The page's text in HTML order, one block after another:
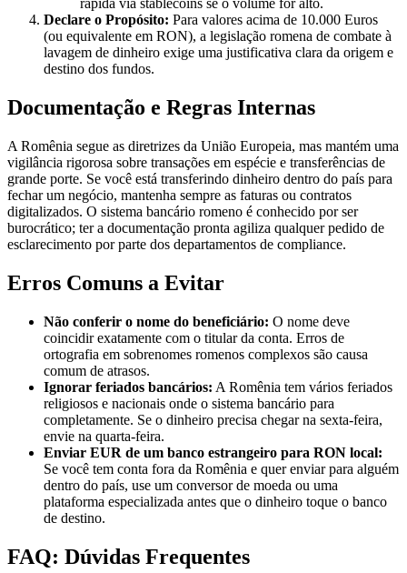
rápida via stablecoins se o volume for alto.
Declare o Propósito: Para valores acima de 10.000 Euros
(ou equivalente em RON), a legislação romena de combate à
lavagem de dinheiro exige uma justificativa clara da origem e
destino dos fundos.
Documentação e Regras Internas
A Romênia segue as diretrizes da União Europeia, mas mantém uma
vigilância rigorosa sobre transações em espécie e transferências de
grande porte. Se você está transferindo dinheiro dentro do país para
fechar um negócio, mantenha sempre as faturas ou contratos
digitalizados. O sistema bancário romeno é conhecido por ser
burocrático; ter a documentação pronta agiliza qualquer pedido de
esclarecimento por parte dos departamentos de compliance.
Erros Comuns a Evitar
Não conferir o nome do beneficiário: O nome deve
coincidir exatamente com o titular da conta. Erros de
ortografia em sobrenomes romenos complexos são causa
comum de atrasos.
Ignorar feriados bancários: A Romênia tem vários feriados
religiosos e nacionais onde o sistema bancário para
completamente. Se o dinheiro precisa chegar na sexta-feira,
envie na quarta-feira.
Enviar EUR de um banco estrangeiro para RON local:
Se você tem conta fora da Romênia e quer enviar para alguém
dentro do país, use um conversor de moeda ou uma
plataforma especializada antes que o dinheiro toque o banco
de destino.
FAQ: Dúvidas Frequentes